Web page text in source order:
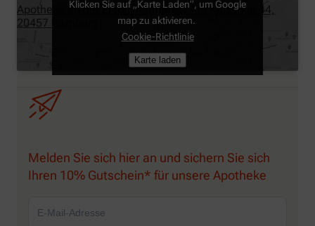
Apotheke an der Elbphilharmonie, Am Kaiserkai 44,
20457 Hamburg
Klicken Sie auf „Karte Laden“, um Google
map zu aktivieren.
Cookie-Richtlinie
Karte laden
Melden Sie sich hier an und sichern Sie sich
Ihren 10% Gutschein* für unsere Apotheke